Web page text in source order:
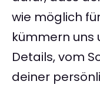
wie möglich
kümmern uns
Details, vom
deiner